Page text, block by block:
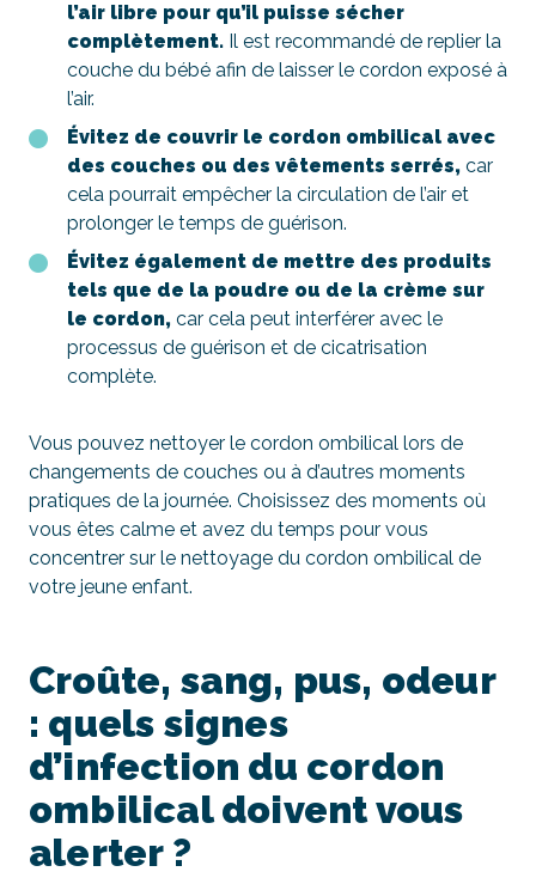
l’air libre pour qu’il puisse sécher
complètement. Il est recommandé de replier la
couche du bébé afin de laisser le cordon exposé à
l’air.
Évitez de couvrir le cordon ombilical avec
des couches ou des vêtements serrés, car
cela pourrait empêcher la circulation de l’air et
prolonger le temps de guérison.
Évitez également de mettre des produits
tels que de la poudre ou de la crème sur
le cordon, car cela peut interférer avec le
processus de guérison et de cicatrisation
complète.
Vous pouvez nettoyer le cordon ombilical lors de
changements de couches ou à d’autres moments
pratiques de la journée. Choisissez des moments où
vous êtes calme et avez du temps pour vous
concentrer sur le nettoyage du cordon ombilical de
votre jeune enfant.
Croûte, sang, pus, odeur
: quels signes
d’infection du cordon
ombilical doivent vous
alerter ?